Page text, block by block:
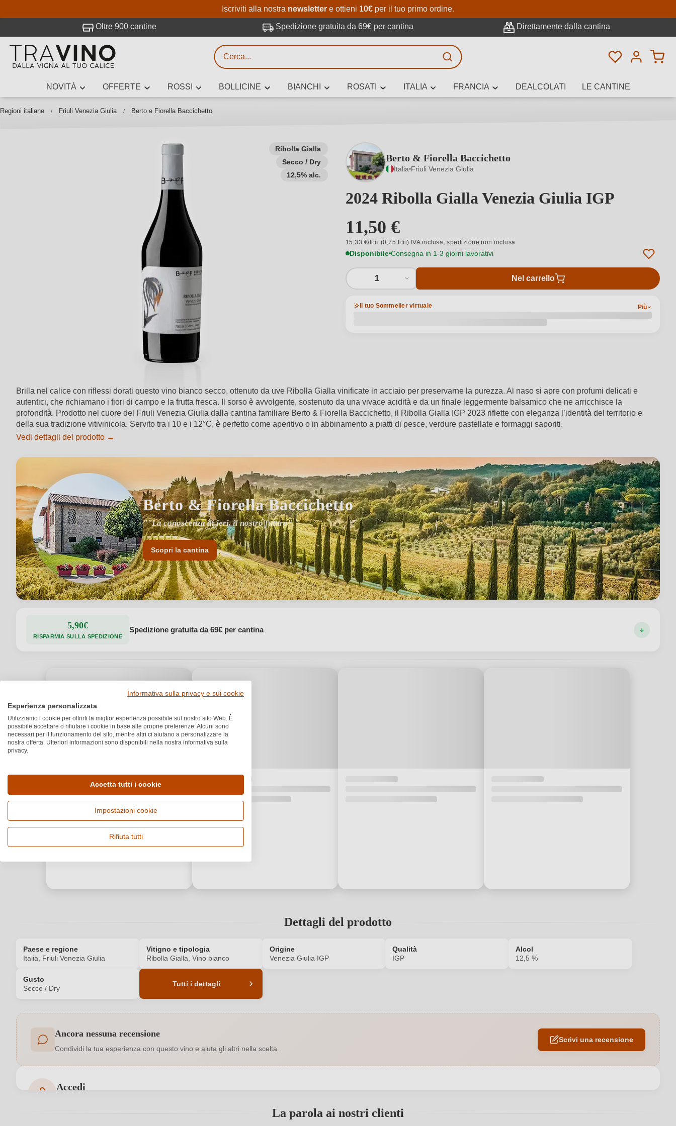
Passa al contenuto principale
Salta alla ricerca
Passa alla navigazione principale
Iscriviti alla nostra newsletter e ottieni 10€ per il tuo primo ordine.
Oltre 900 cantine Spedizione gratuita da 69€ per cantina Direttamente dalla cantina
Hai 0 articoli
NOVITÀ OFFERTE ROSSI BOLLICINE BIANCHI ROSATI ITALIA FRANCIA DEALCOLATI LE CANTINE
Regioni italiane Friuli Venezia Giulia Berto e Fiorella Baccichetto
Ribolla Gialla
Secco / Dry
12,5% alc.
Berto & Fiorella Baccichetto
Italia Friuli Venezia Giulia
2024 Ribolla Gialla Venezia Giulia IGP
11,50 €
15,33 €/litri (0,75 litri) IVA inclusa,spedizione non inclusa
Disponibile Consegna in 1-3 giorni lavorativi
1 Nel carrello
Il tuo Sommelier virtuale Più
Brilla nel calice con riflessi dorati questo vino bianco secco, ottenuto da uve Ribolla Gialla vinificate in acciaio per preservarne la purezza. Al naso si apre con profumi delicati e
autentici, che richiamano i fiori di campo e la frutta fresca. Il sorso è avvolgente, sostenuto da una vivace acidità e da un finale leggermente balsamico che ne arricchisce la
profondità. Prodotto nel cuore del Friuli Venezia Giulia dalla cantina familiare Berto & Fiorella Baccichetto, il Ribolla Gialla IGP 2023 riflette con eleganza l’identità del territorio e
della sua tradizione vitivinicola. Servito tra i 10 e i 12°C, è perfetto come aperitivo o in abbinamento a piatti di pesce, verdure pastellate e formaggi saporiti.
Vedi dettagli del prodotto →
Berto & Fiorella Baccichetto
""La conoscenza di ieri, il nostro futuro"."
Scopri la cantina
5,90€
RISPARMIA SULLA SPEDIZIONE
Spedizione gratuita da 69€ per cantina
Dettagli del prodotto
Paese e regione
Italia, Friuli Venezia Giulia
Vitigno e tipologia
Ribolla Gialla, Vino bianco
Origine
Venezia Giulia IGP
Qualità
IGP
Alcol
12,5 %
Gusto
Secco / Dry
Tutti i dettagli
Affinamento 2024
Colore dell'uva 12,5 %
Precenicco, Italia
Nazione
Ancora nessuna recensione
Condividi la tua esperienza con questo vino e aiuta gli altri nella scelta.
Scrivi una recensione
Accedi
La parola ai nostri clienti
Ricerca vini
Inserisci almeno 3 caratteri
Ricerca avanzata
Descrivi il vino stai cercando – per gusto, occasione, nome del vino, vitigno, regione, cantina o
altri criteri.
Travino.
Informativa sulla privacy e sui cookie
Esperienza personalizzata
Utilizziamo i cookie per offrirti la miglior esperienza possibile sul nostro sito Web. È
possibile accettare o rifiutare i cookie in base alle proprie preferenze. Alcuni sono
necessari per il funzionamento del sito, mentre altri ci aiutano a personalizzare la
nostra offerta. Ulteriori informazioni sono disponibili nella nostra informativa sulla
privacy.
Accetta tutti i cookie
Impostazioni cookie
Rifiuta tutti